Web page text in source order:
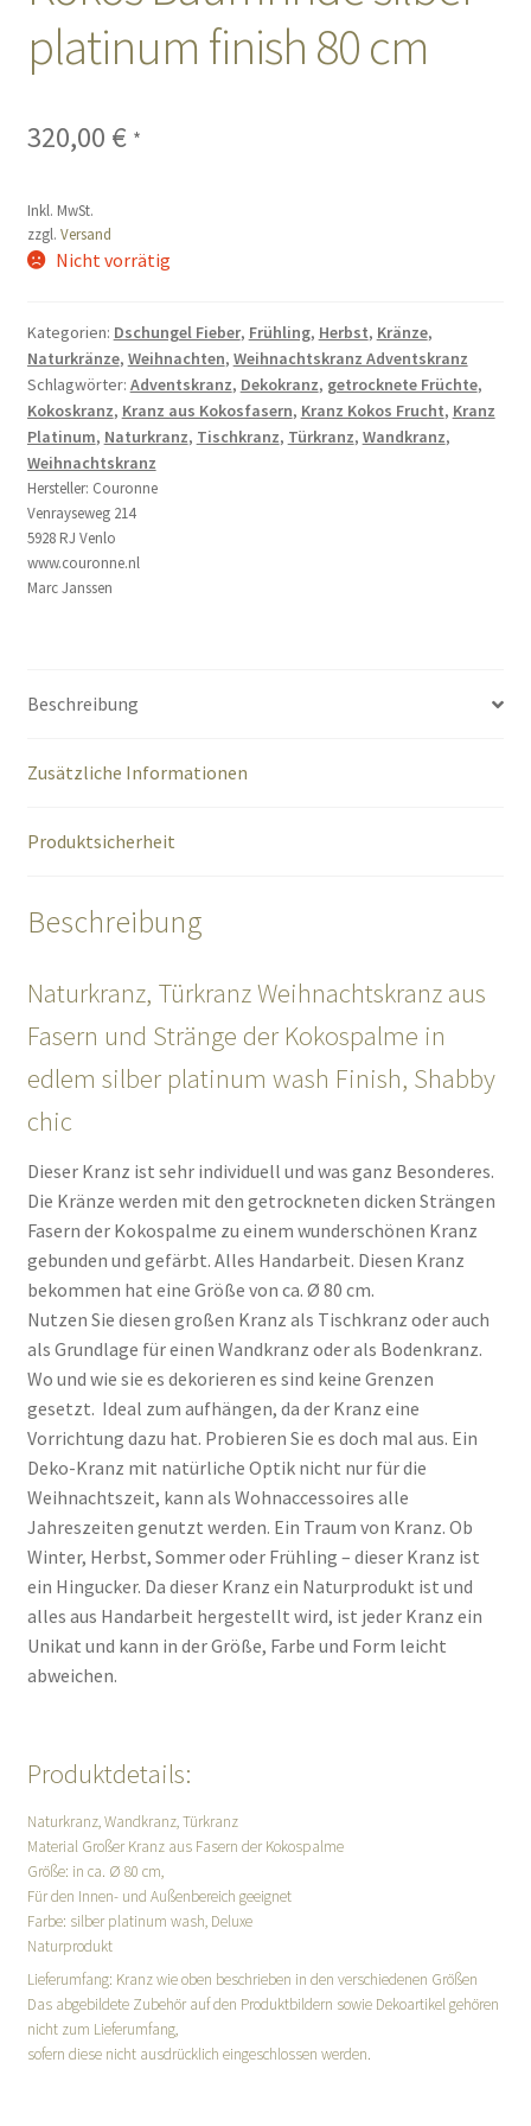
Sales
Vertrag widerrufen
platinum finish 80 cm
320,00 € *
Inkl. MwSt.
zzgl. Versand
Nicht vorrätig
Kategorien: Dschungel Fieber, Frühling, Herbst, Kränze,
Naturkränze, Weihnachten, Weihnachtskranz Adventskranz
Schlagwörter: Adventskranz, Dekokranz, getrocknete Früchte,
Kokoskranz, Kranz aus Kokosfasern, Kranz Kokos Frucht, Kranz
Platinum, Naturkranz, Tischkranz, Türkranz, Wandkranz,
Weihnachtskranz
Hersteller: Couronne
Venrayseweg 214
5928 RJ Venlo
www.couronne.nl
Marc Janssen
Beschreibung
Zusätzliche Informationen
Produktsicherheit
Beschreibung
Naturkranz, Türkranz Weihnachtskranz aus
Fasern und Stränge der Kokospalme in
edlem silber platinum wash Finish, Shabby
chic
Dieser Kranz ist sehr individuell und was ganz Besonderes.
Die Kränze werden mit den getrockneten dicken Strängen
Fasern der Kokospalme zu einem wunderschönen Kranz
gebunden und gefärbt. Alles Handarbeit. Diesen Kranz
bekommen hat eine Größe von ca. Ø 80 cm.
Nutzen Sie diesen großen Kranz als Tischkranz oder auch
als Grundlage für einen Wandkranz oder als Bodenkranz.
Wo und wie sie es dekorieren es sind keine Grenzen
gesetzt. Ideal zum aufhängen, da der Kranz eine
Vorrichtung dazu hat. Probieren Sie es doch mal aus. Ein
Deko-Kranz mit natürliche Optik nicht nur für die
Weihnachtszeit, kann als Wohnaccessoires alle
Jahreszeiten genutzt werden. Ein Traum von Kranz. Ob
Winter, Herbst, Sommer oder Frühling – dieser Kranz ist
ein Hingucker. Da dieser Kranz ein Naturprodukt ist und
alles aus Handarbeit hergestellt wird, ist jeder Kranz ein
Unikat und kann in der Größe, Farbe und Form leicht
abweichen.
Produktdetails:
Naturkranz, Wandkranz, Türkranz
Material Großer Kranz aus Fasern der Kokospalme
Größe: in ca. Ø 80 cm,
Für den Innen- und Außenbereich geeignet
Farbe: silber platinum wash, Deluxe
Naturprodukt
Lieferumfang: Kranz wie oben beschrieben in den verschiedenen Größen
Das abgebildete Zubehör auf den Produktbildern sowie Dekoartikel gehören
nicht zum Lieferumfang,
sofern diese nicht ausdrücklich eingeschlossen werden.